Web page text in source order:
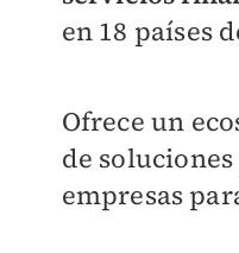
en 18 países
Ofrece un
de
empresas